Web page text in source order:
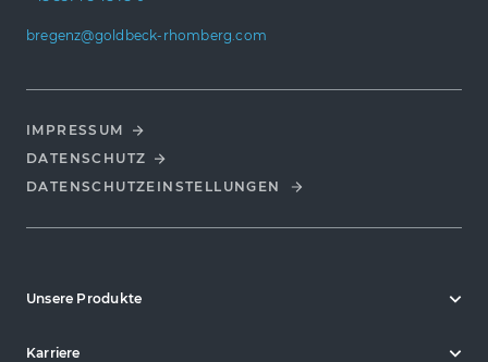
bregenz@goldbeck-rhomberg.com
IMPRESSUM
DATENSCHUTZ
DATENSCHUTZ­EINSTELLUNGEN
Unsere Produkte
Karriere